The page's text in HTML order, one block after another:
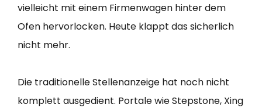
vielleicht mit einem Firmenwagen hinter dem
Ofen hervorlocken. Heute klappt das sicherlich
nicht mehr.
Die traditionelle Stellenanzeige hat noch nicht
komplett ausgedient. Portale wie Stepstone, Xing